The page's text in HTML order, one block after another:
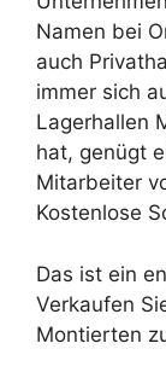
Namen bei
auch
immer sich
Lagerhallen
hat, genügt
Mitarbeiter
Kostenlose
Das ist ein
Verkaufen
Montierten